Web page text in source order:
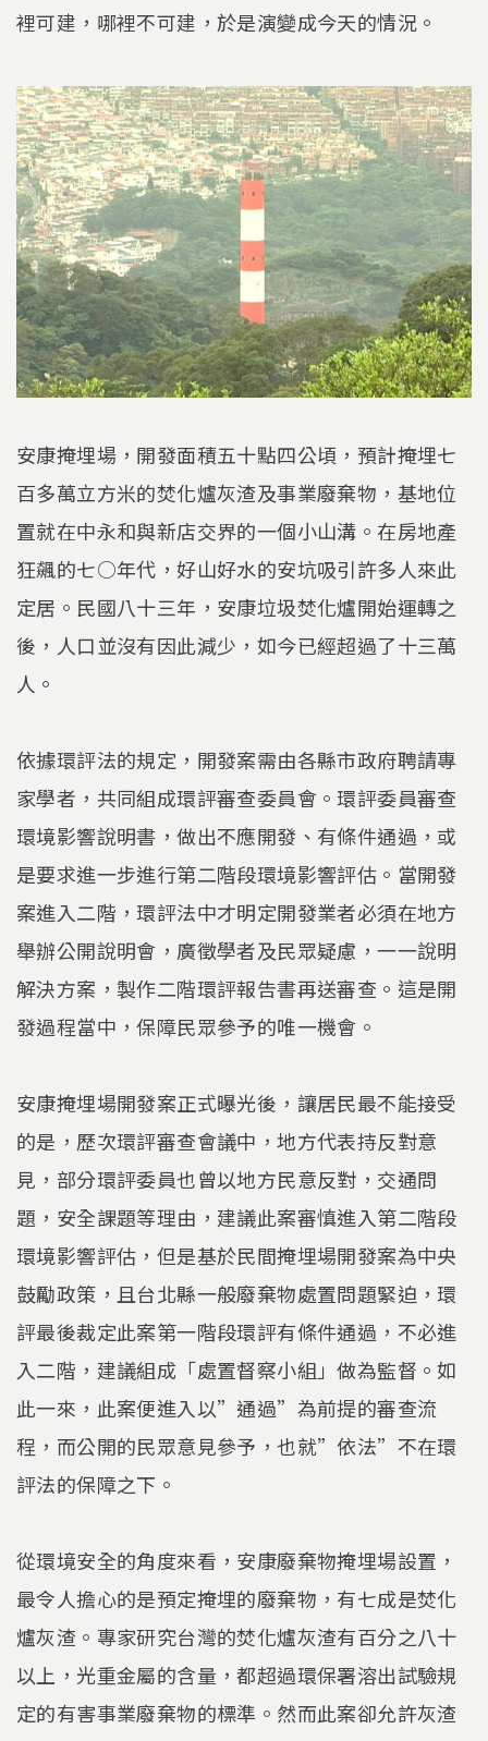
裡可建，哪裡不可建，於是演變成今天的情況。
安康掩埋場，開發面積五十點四公頃，預計掩埋七
百多萬立方米的焚化爐灰渣及事業廢棄物，基地位
置就在中永和與新店交界的一個小山溝。在房地產
狂飆的七○年代，好山好水的安坑吸引許多人來此
定居。民國八十三年，安康垃圾焚化爐開始運轉之
後，人口並沒有因此減少，如今已經超過了十三萬
人。
依據環評法的規定，開發案需由各縣市政府聘請專
家學者，共同組成環評審查委員會。環評委員審查
環境影響說明書，做出不應開發、有條件通過，或
是要求進一步進行第二階段環境影響評估。當開發
案進入二階，環評法中才明定開發業者必須在地方
舉辦公開說明會，廣徵學者及民眾疑慮，一一說明
解決方案，製作二階環評報告書再送審查。這是開
發過程當中，保障民眾參予的唯一機會。
安康掩埋場開發案正式曝光後，讓居民最不能接受
的是，歷次環評審查會議中，地方代表持反對意
見，部分環評委員也曾以地方民意反對，交通問
題，安全課題等理由，建議此案審慎進入第二階段
環境影響評估，但是基於民間掩埋場開發案為中央
鼓勵政策，且台北縣一般廢棄物處置問題緊迫，環
評最後裁定此案第一階段環評有條件通過，不必進
入二階，建議組成「處置督察小組」做為監督。如
此一來，此案便進入以”通過”為前提的審查流
程，而公開的民眾意見參予，也就”依法”不在環
評法的保障之下。
從環境安全的角度來看，安康廢棄物掩埋場設置，
最令人擔心的是預定掩埋的廢棄物，有七成是焚化
爐灰渣。專家研究台灣的焚化爐灰渣有百分之八十
以上，光重金屬的含量，都超過環保署溶出試驗規
定的有害事業廢棄物的標準。然而此案卻允許灰渣